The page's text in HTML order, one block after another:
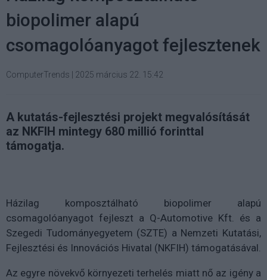
biopolimer alapú
csomagolóanyagot fejlesztenek
ComputerTrends 2025 március 22. 15:42
A kutatás-fejlesztési projekt megvalósítását
az NKFIH mintegy 680 millió forinttal
támogatja.
Házilag komposztálható biopolimer alapú
csomagolóanyagot fejleszt a Q-Automotive Kft. és a
Szegedi Tudományegyetem (SZTE) a Nemzeti Kutatási,
Fejlesztési és Innovációs Hivatal (NKFIH) támogatásával.
Az egyre növekvő környezeti terhelés miatt nő az igény a